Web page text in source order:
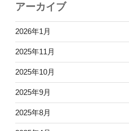
アーカイブ
2026年1月
2025年11月
2025年10月
2025年9月
2025年8月